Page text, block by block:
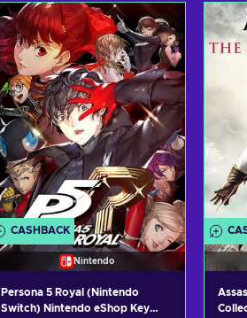
CASHBACK
Nintendo
Persona 5 Royal (Nintendo
Switch) Nintendo eShop Key